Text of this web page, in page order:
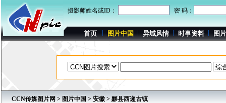
摄影师姓名或ID： 密 码：
首页 图片中国 异域风情 时事资料 图
CCN传媒图片网 > 图片中国 > 安徽 > 黟县西递古镇